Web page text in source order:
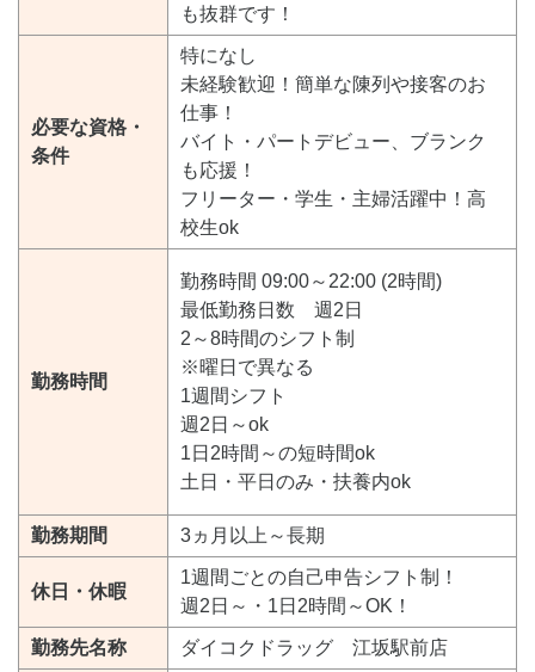
も抜群です！
必要な資格・
条件
特になし
未経験歓迎！簡単な陳列や接客のお
仕事！
バイト・パートデビュー、ブランク
も応援！
フリーター・学生・主婦活躍中！高
校生ok
勤務時間
勤務時間 09:00～22:00 (2時間)
最低勤務日数 週2日
2～8時間のシフト制
※曜日で異なる
1週間シフト
週2日～ok
1日2時間～の短時間ok
土日・平日のみ・扶養内ok
勤務期間 3ヵ月以上～長期
休日・休暇
1週間ごとの自己申告シフト制！
週2日～・1日2時間～OK！
勤務先名称 ダイコクドラッグ 江坂駅前店